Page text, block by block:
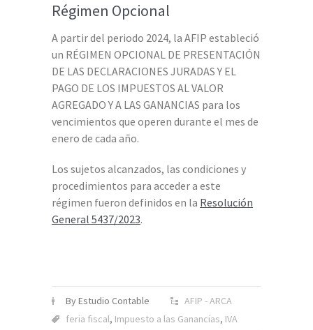
Régimen Opcional
A partir del periodo 2024, la AFIP estableció
un RÉGIMEN OPCIONAL DE PRESENTACIÓN
DE LAS DECLARACIONES JURADAS Y EL
PAGO DE LOS IMPUESTOS AL VALOR
AGREGADO Y A LAS GANANCIAS para los
vencimientos que operen durante el mes de
enero de cada año.
Los sujetos alcanzados, las condiciones y
procedimientos para acceder a este
régimen fueron definidos en la Resolución
General 5437/2023.
By Estudio Contable
AFIP - ARCA
feria fiscal, Impuesto a las Ganancias, IVA